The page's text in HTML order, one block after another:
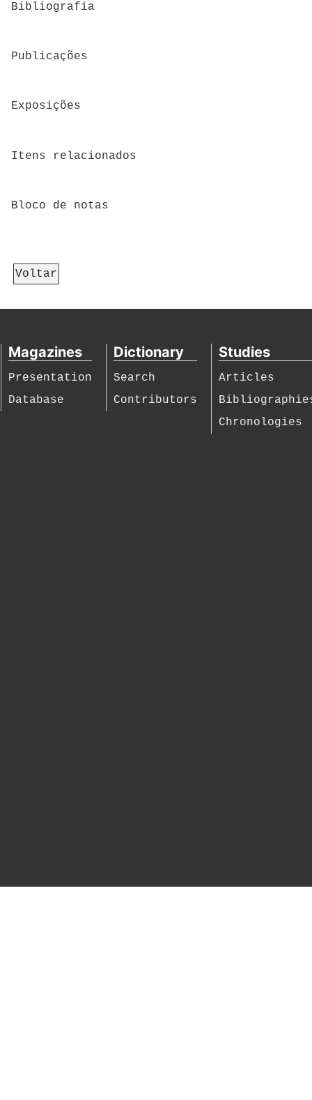
Bibliografia
Publicações
Exposições
Itens relacionados
Bloco de notas
Voltar
Magazines
Presentation
Database
Dictionary
Search
Contributors
Studies
Articles
Chronologies